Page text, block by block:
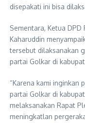
disepakati ini bisa
Sementara, Ketua
Kaharuddin
tersebut dilaksanakan
partai Golkar di
“Karena kami inginkan
partai Golkar di
melaksanakan Rapat
meningkatlan